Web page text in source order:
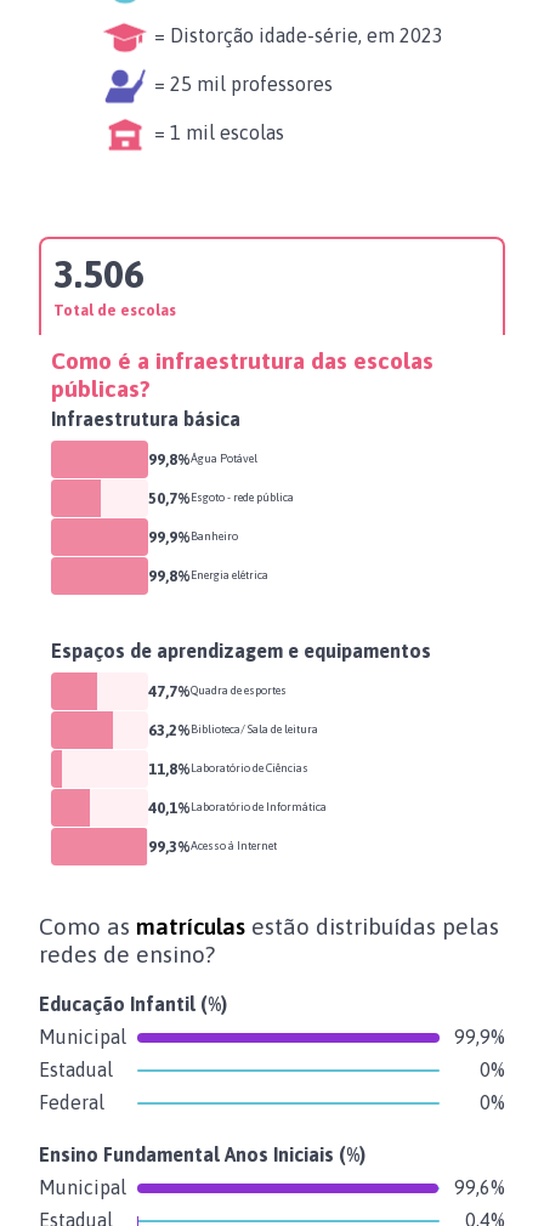
= Distorção idade-série, em 2023
= 25 mil professores
= 1 mil escolas
3.506
Total de escolas
Como é a infraestrutura das escolas
públicas?
Infraestrutura básica
99,8%Água Potável
50,7%Esgoto - rede pública
99,9%Banheiro
99,8%Energia elétrica
Espaços de aprendizagem e equipamentos
47,7%Quadra de esportes
63,2%Biblioteca/ Sala de leitura
11,8%Laboratório de Ciências
40,1%Laboratório de Informática
99,3%Acesso à Internet
Como as matrículas estão distribuídas pelas
redes de ensino?
Educação Infantil (%)
Municipal
99,9%
Estadual
0%
Federal
0%
Ensino Fundamental Anos Iniciais (%)
Municipal
99,6%
Estadual
0,4%